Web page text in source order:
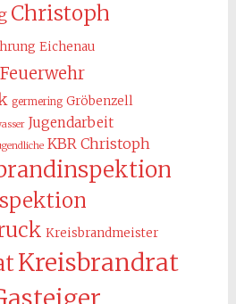
Christoph
Eichenau
Feuerwehr
germering Gröbenzell
Jugendarbeit
KBR Christoph
Kreisbrandmeister
Kreisbrandrat